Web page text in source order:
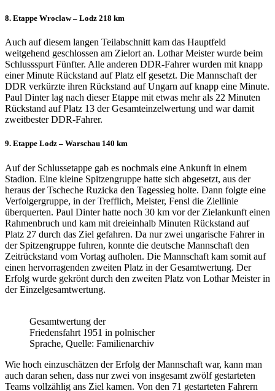
8. Etappe Wroclaw – Lodz 218 km
Auch auf diesem langen Teilabschnitt kam das Hauptfeld
weitgehend geschlossen am Zielort an. Lothar Meister wurde beim
Schlussspurt Fünfter. Alle anderen DDR-Fahrer wurden mit knapp
einer Minute Rückstand auf Platz elf gesetzt. Die Mannschaft der
DDR verkürzte ihren Rückstand auf Ungarn auf knapp eine Minute.
Paul Dinter lag nach dieser Etappe mit etwas mehr als 22 Minuten
Rückstand auf Platz 13 der Gesamteinzelwertung und war damit
zweitbester DDR-Fahrer.
9. Etappe Lodz – Warschau 140 km
Auf der Schlussetappe gab es nochmals eine Ankunft in einem
Stadion. Eine kleine Spitzengruppe hatte sich abgesetzt, aus der
heraus der Tscheche Ruzicka den Tagessieg holte. Dann folgte eine
Verfolgergruppe, in der Trefflich, Meister, Fensl die Ziellinie
überquerten. Paul Dinter hatte noch 30 km vor der Zielankunft einen
Rahmenbruch und kam mit dreieinhalb Minuten Rückstand auf
Platz 27 durch das Ziel gefahren. Da nur zwei ungarische Fahrer in
der Spitzengruppe fuhren, konnte die deutsche Mannschaft den
Zeitrückstand vom Vortag aufholen. Die Mannschaft kam somit auf
einen hervorragenden zweiten Platz in der Gesamtwertung. Der
Erfolg wurde gekrönt durch den zweiten Platz von Lothar Meister in
der Einzelgesamtwertung.
Gesamtwertung der
Friedensfahrt 1951 in polnischer
Sprache, Quelle: Familienarchiv
Wie hoch einzuschätzen der Erfolg der Mannschaft war, kann man
auch daran sehen, dass nur zwei von insgesamt zwölf gestarteten
Teams vollzählig ans Ziel kamen. Von den 71 gestarteten Fahrern